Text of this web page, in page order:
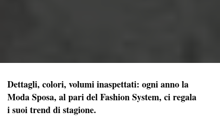
Dettagli, colori, volumi inaspettati: ogni anno la
Moda Sposa, al pari del Fashion System, ci regala
i suoi trend di stagione.